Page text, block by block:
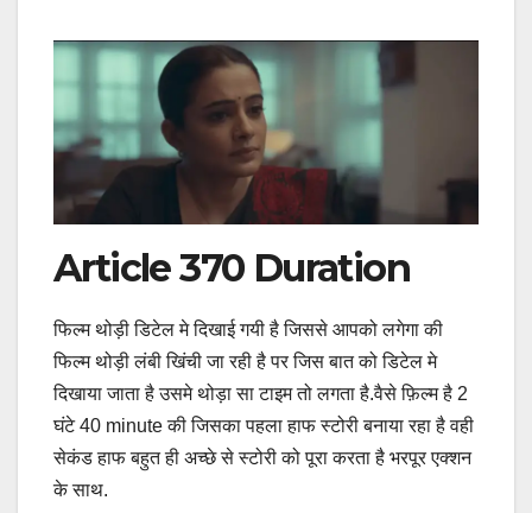
Article 370 Duration
फिल्म थोड़ी डिटेल मे दिखाई गयी है जिससे आपको लगेगा की
फिल्म थोड़ी लंबी खिंची जा रही है पर जिस बात को डिटेल मे
दिखाया जाता है उसमे थोड़ा सा टाइम तो लगता है.वैसे फ़िल्म है 2
घंटे 40 minute की जिसका पहला हाफ स्टोरी बनाया रहा है वही
सेकंड हाफ बहुत ही अच्छे से स्टोरी को पूरा करता है भरपूर एक्शन
के साथ.